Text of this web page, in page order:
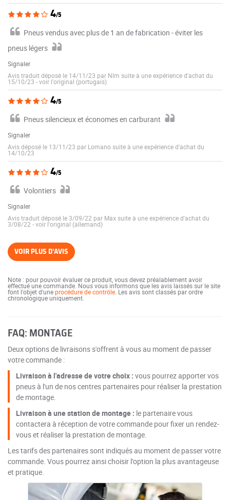
4/5
Pneus vendus avec plus de 1 an de fabrication - éviter les
pneus légers
Signaler
Avis traduit déposé le 14/11/23 par Nlm suite à une expérience d'achat du
15/10/23 -voir l'original (portugais)
4/5
Pneus silencieux et économes en carburant
Signaler
Avis déposé le 13/11/23 par Lomano suite à une expérience d'achat du
14/10/23
4/5
Volontiers
Signaler
Avis traduit déposé le 3/09/22 par Max suite à une expérience d'achat du
3/08/22 -voir l'original (allemand)
VOIR PLUS D'AVIS
Note : pour pouvoir évaluer ce produit, vous devez préalablement avoir
effectué une commande. Nous vous informons que les avis laissés sur le site
font l'objet d'uneprocédure de contrôle . Les avis sont classés par ordre
chronologique uniquement.
FAQ: MONTAGE
Deux options de livraisons s'offrent à vous au moment de passer
votre commande :
Livraison à l'adresse de votre choix : vous pourrez apporter vos
pneus à l'un de nos centres partenaires pour réaliser la prestation
de montage.
Livraison à une station de montage : le partenaire vous
contactera à réception de votre commande pour fixer un rendez-
vous et réaliser la prestation de montage.
Les tarifs des partenaires sont indiqués au moment de passer votre
commande. Vous pourrez ainsi choisir l’option la plus avantageuse
et pratique.